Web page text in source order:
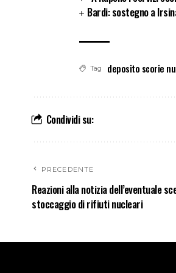
Bardi: sostegno a
Tag deposito scorie
Condividi su:
PRECEDENTE
Reazioni alla notizia dell’eventuale
stoccaggio di rifiuti nucleari